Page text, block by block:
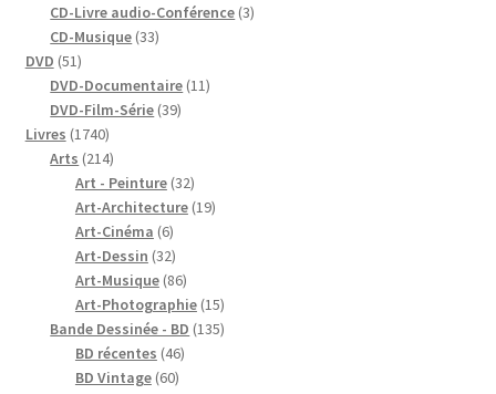
produits
CD-Livre audio-Conférence 33
CD-Musique 3333
DVD 5151
produits
DVD-Documentaire 1111
DVD-Film-Série 3939
Livres 17401740
produits
Arts 214214
produits
Art - Peinture 3232
produits
Art-Architecture 1919
Art-Cinéma 66
produits
Art-Dessin 3232
produits
Art-Musique 8686
produits
Art-Photographie 1515
produits
Bande Dessinée - BD 135135
BD récentes 4646
BD Vintage 6060